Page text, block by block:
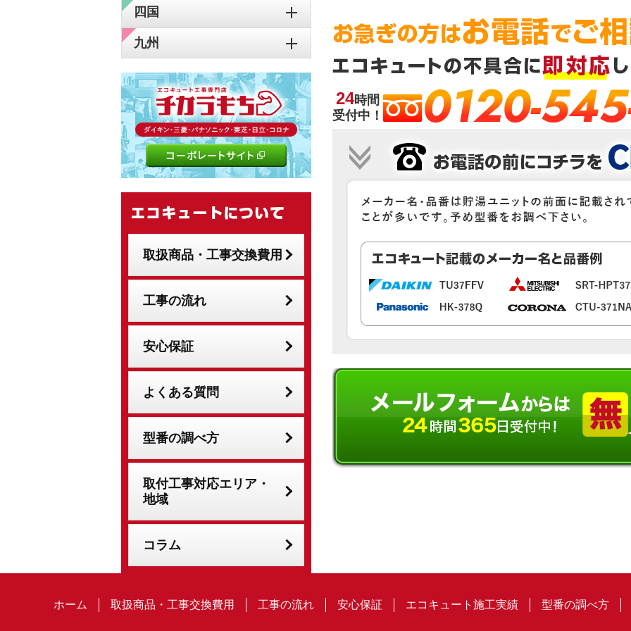
24時間
受付中！
0120-
四国
九州
取扱商品・工事交換費用
工事の流れ
安心保証
よくある質問
型番の調べ方
取付工事対応エリア・
地域
コラム
ホーム 取扱商品・工事交換費用 工事の流れ 安心保証 エコキュート施工実績 型番の調べ方